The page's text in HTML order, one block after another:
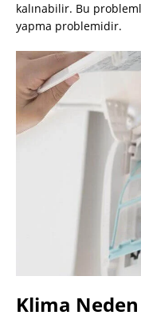
kalınabilir. Bu
yapma problemidir.
Klima